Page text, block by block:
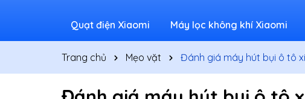
Quạt điện Xiaomi Máy lọc không khí Xiaomi
Trang chủ Mẹo vặt Đánh giá máy hút bụi ô tô